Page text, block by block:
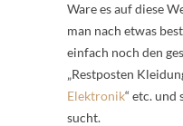
Ware es auf diese
man nach etwas
einfach noch den
„Restposten
Elektronik“ etc. und
sucht.